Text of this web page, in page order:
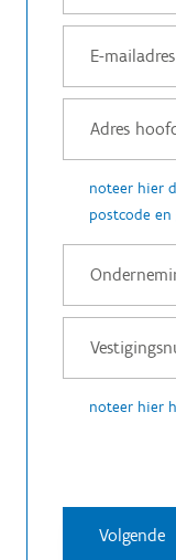
noteer hier
postcode en
noteer hier